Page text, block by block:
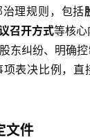
理规则，包括
召开方式等核心
东纠纷、明确
表决比例，直
文件